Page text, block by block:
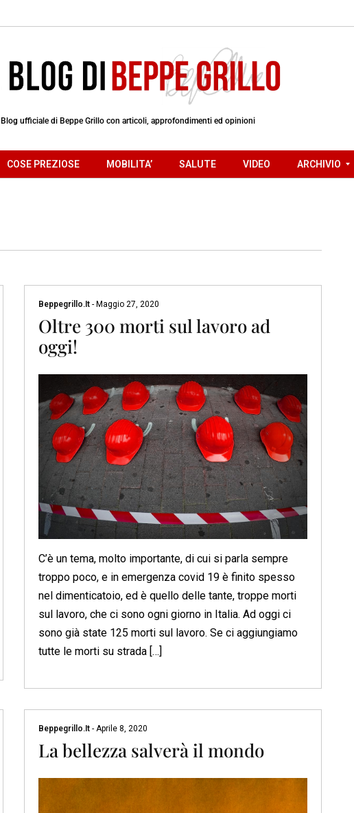
Blog ufficiale di Beppe Grillo con articoli, approfondimenti ed opinioni
COSE PREZIOSE MOBILITA’ SALUTE VIDEO ARCHIVIO
2
0
2
0
0
8
9
2
0
2
1
1
1
Beppegrillo.it -Maggio 27, 2020
Oltre 300 morti sul lavoro ad
oggi!
C’è un tema, molto importante, di cui si parla sempre
troppo poco, e in emergenza covid 19 è finito spesso
nel dimenticatoio, ed è quello delle tante, troppe morti
sul lavoro, che ci sono ogni giorno in Italia. Ad oggi ci
sono già state 125 morti sul lavoro. Se ci aggiungiamo
tutte le morti su strada […]
Beppegrillo.it -Aprile 8, 2020
La bellezza salverà il mondo